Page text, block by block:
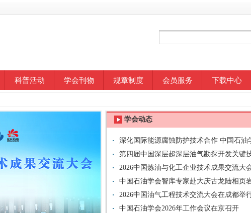
科普活动 学会刊物 规章制度 会员服务 下载中心
学会动态
深化国际能源腐蚀防护技术合作 中国石油
防护协会（AMPP）签署合
第四届中国深层超深层油气勘探开发关键
在成都举行
2026中国炼油与化工企业技术成果交流大
中国石油学会智库专家赴大庆古龙陆相页
调研2026中国油气工程技术交流大会在成都举
中国石油学会2026年工作会议在京召开